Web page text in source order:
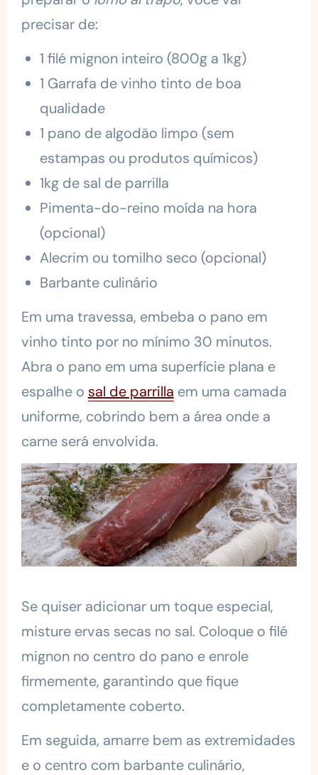
precisar de:
1 filé mignon inteiro (800g a 1kg)
1 Garrafa de vinho tinto de boa
qualidade
1 pano de algodão limpo (sem
estampas ou produtos químicos)
1kg de sal de parrilla
Pimenta-do-reino moída na hora
(opcional)
Alecrim ou tomilho seco (opcional)
Barbante culinário
Em uma travessa, embeba o pano em
vinho tinto por no mínimo 30 minutos.
Abra o pano em uma superfície plana e
espalhe o sal de parrilla em uma camada
uniforme, cobrindo bem a área onde a
carne será envolvida.
Se quiser adicionar um toque especial,
misture ervas secas no sal. Coloque o filé
mignon no centro do pano e enrole
firmemente, garantindo que fique
completamente coberto.
Em seguida, amarre bem as extremidades
e o centro com barbante culinário,